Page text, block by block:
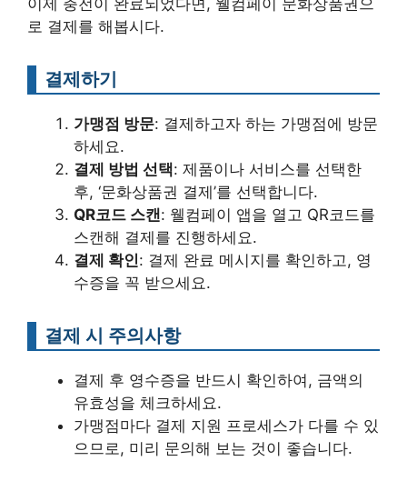
이제 충전이 완료되었다면, 웰컴페이 문화상품권으
로 결제를 해봅시다.
결제하기
가맹점 방문: 결제하고자 하는 가맹점에 방문
하세요.
결제 방법 선택: 제품이나 서비스를 선택한
후, ‘문화상품권 결제’를 선택합니다.
QR코드 스캔: 웰컴페이 앱을 열고 QR코드를
스캔해 결제를 진행하세요.
결제 확인: 결제 완료 메시지를 확인하고, 영
수증을 꼭 받으세요.
결제 시 주의사항
결제 후 영수증을 반드시 확인하여, 금액의
유효성을 체크하세요.
가맹점마다 결제 지원 프로세스가 다를 수 있
으므로, 미리 문의해 보는 것이 좋습니다.